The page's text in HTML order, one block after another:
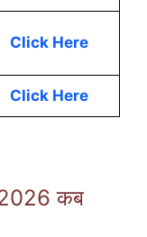
Click Here
Click Here
कब